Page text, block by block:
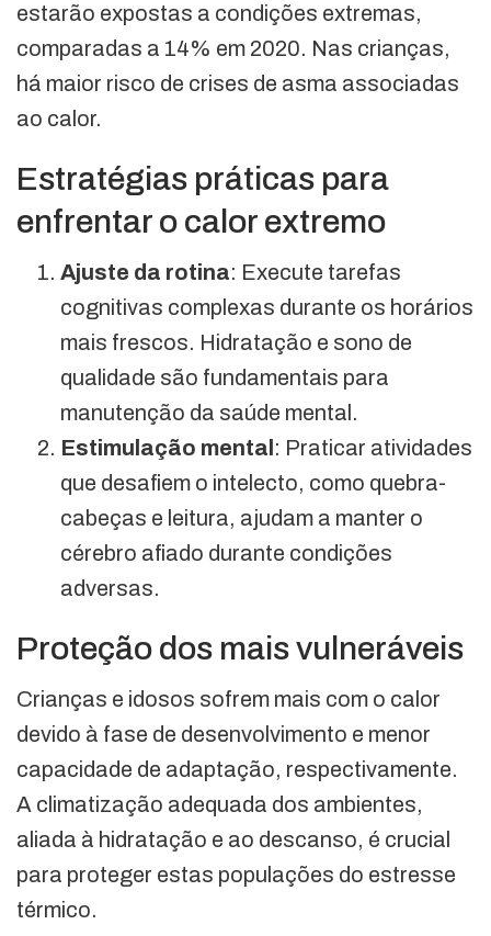
estarão expostas a condições extremas,
comparadas a 14% em 2020. Nas crianças,
há maior risco de crises de asma associadas
ao calor.
Estratégias práticas para
enfrentar o calor extremo
Ajuste da rotina: Execute tarefas
cognitivas complexas durante os horários
mais frescos. Hidratação e sono de
qualidade são fundamentais para
manutenção da saúde mental.
Estimulação mental : Praticar atividades
que desafiem o intelecto, como quebra-
cabeças e leitura, ajudam a manter o
cérebro afiado durante condições
adversas.
Proteção dos mais vulneráveis
Crianças e idosos sofrem mais com o calor
devido à fase de desenvolvimento e menor
capacidade de adaptação, respectivamente.
A climatização adequada dos ambientes,
aliada à hidratação e ao descanso, é crucial
para proteger estas populações do estresse
térmico.